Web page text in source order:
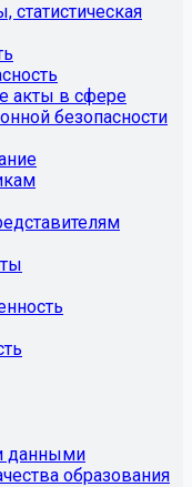
акты в сфере
безопасности
данными
образования